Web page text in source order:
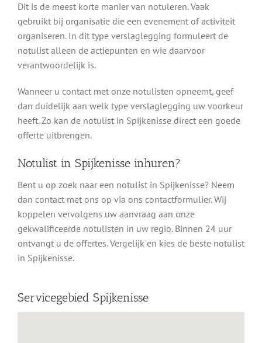
Dit is de meest korte manier van notuleren. Vaak
gebruikt bij organisatie die een evenement of activiteit
organiseren. In dit type verslaglegging formuleert de
notulist alleen de actiepunten en wie daarvoor
verantwoordelijk is.
Wanneer u contact met onze notulisten opneemt, geef
dan duidelijk aan welk type verslaglegging uw voorkeur
heeft. Zo kan de notulist in Spijkenisse direct een goede
offerte uitbrengen.
Notulist in Spijkenisse inhuren?
Bent u op zoek naar een notulist in Spijkenisse? Neem
dan contact met ons op via ons contactformulier. Wij
koppelen vervolgens uw aanvraag aan onze
gekwalificeerde notulisten in uw regio. Binnen 24 uur
ontvangt u de offertes. Vergelijk en kies de beste notulist
in Spijkenisse.
Servicegebied Spijkenisse